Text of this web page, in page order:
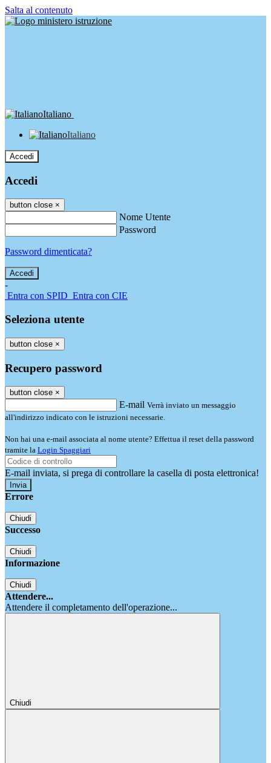
Salta al contenuto
Italiano
Italiano
Accedi
Accedi
button close ×
Nome Utente
Password
Password dimenticata?
-
Entra con SPID Entra con CIE
Seleziona utente
button close ×
Recupero password
button close ×
E-mail Verrà inviato un messaggio
all'indirizzo indicato con le istruzioni necessarie.
Non hai una e-mail associata al nome utente? Effettua il reset della password
tramite la Login Spaggiari
E-mail inviata, si prega di controllare la casella di posta elettronica!
Errore
Chiudi
Successo
Chiudi
Informazione
Chiudi
Attendere...
Attendere il completamento dell'operazione...
Chiudi